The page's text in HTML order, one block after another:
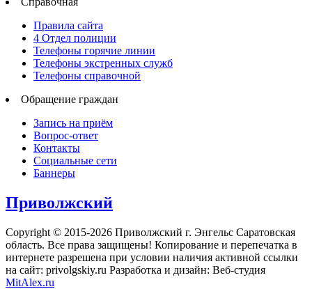
Правила сайта
4 Отдел полиции
Телефоны горячие линии
Телефоны экстренных служб
Телефоны справочной
Обращение граждан
Запись на приём
Вопрос-ответ
Контакты
Социальные сети
Баннеры
Приволжский
Copyright © 2015-2026 Приволжский г. Энгельс Саратовская
область. Все права защищены! Копирование и перепечатка в
интернете разрешена при условии наличия активной ссылки
на сайт: privolgskiy.ru Разработка и дизайн: Веб-студия
MitAlex.ru